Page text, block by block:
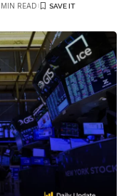
READ